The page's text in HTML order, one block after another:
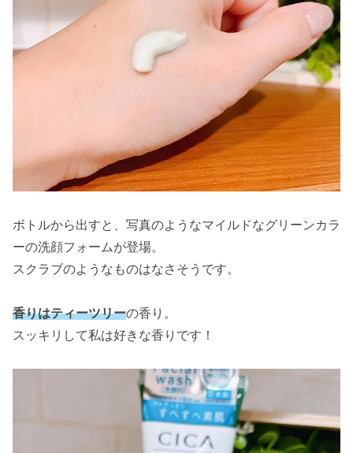
ボトルから出すと、写真のようなマイルドなグリーンカラ
ーの洗顔フォームが登場。
スクラブのようなものはなさそうです。
香りはティーツリーの香り。
スッキリして私は好きな香りです！